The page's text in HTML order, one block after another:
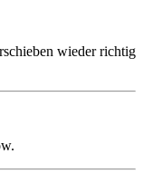
wieder richtig